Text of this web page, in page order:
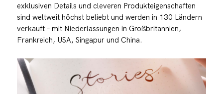
exklusiven Details und cleveren Produkteigenschaften
sind weltweit höchst beliebt und werden in 130 Ländern
verkauft – mit Niederlassungen in Großbritannien,
Frankreich, USA, Singapur und China.